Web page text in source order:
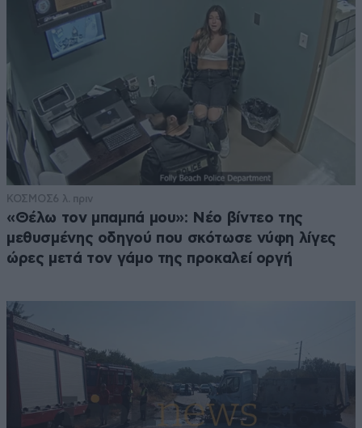
ΚΟΣΜΟΣ6 λ. πριν
«Θέλω τον μπαμπά μου»: Νέο βίντεο της
μεθυσμένης οδηγού που σκότωσε νύφη λίγες
ώρες μετά τον γάμο της προκαλεί οργή